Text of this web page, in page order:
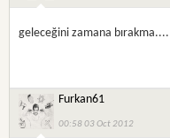
geleceğini zamana bırakma....
Furkan61
00:58 03 Oct 2012